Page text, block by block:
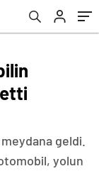
geldi.
yolun